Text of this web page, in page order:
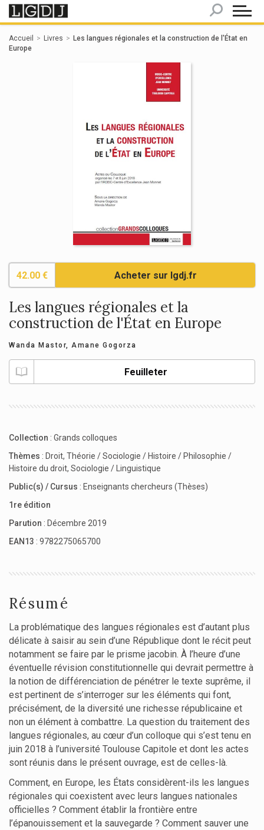
Accueil Livres
Les langues régionales et la construction de l'État en
Europe
42.00 € Acheter sur lgdj.fr
Les langues régionales et la
construction de l'État en Europe
Wanda Mastor, Amane Gogorza
Feuilleter
Collection : Grands colloques
Thèmes : Droit, Théorie / Sociologie / Histoire / Philosophie /
Histoire du droit, Sociologie / Linguistique
Public(s) / Cursus : Enseignants chercheurs (Thèses)
1re édition
Parution : Décembre 2019
EAN13 : 9782275065700
Résumé
La problématique des langues régionales est d’autant plus
délicate à saisir au sein d’une République dont le récit peut
notamment se faire par le prisme jacobin. À l’heure d’une
éventuelle révision constitutionnelle qui devrait permettre à
la notion de différenciation de pénétrer le texte suprême, il
est pertinent de s’interroger sur les éléments qui font,
précisément, de la diversité une richesse républicaine et
non un élément à combattre. La question du traitement des
langues régionales, au cœur d’un colloque qui s’est tenu en
juin 2018 à l’université Toulouse Capitole et dont les actes
sont réunis dans le présent ouvrage, est de celles-là.
Comment, en Europe, les États considèrent-ils les langues
régionales qui coexistent avec leurs langues nationales
officielles ? Comment établir la frontière entre
l’épanouissement et la sauvegarde ? Comment sauver une
Panneau de gestion des cookies